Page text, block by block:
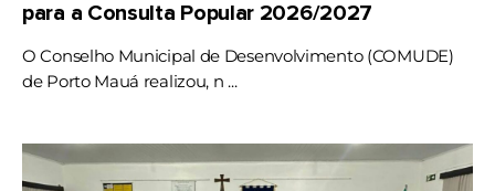
para a Consulta Popular 2026/2027
O Conselho Municipal de Desenvolvimento (COMUDE)
de Porto Mauá realizou, n ...